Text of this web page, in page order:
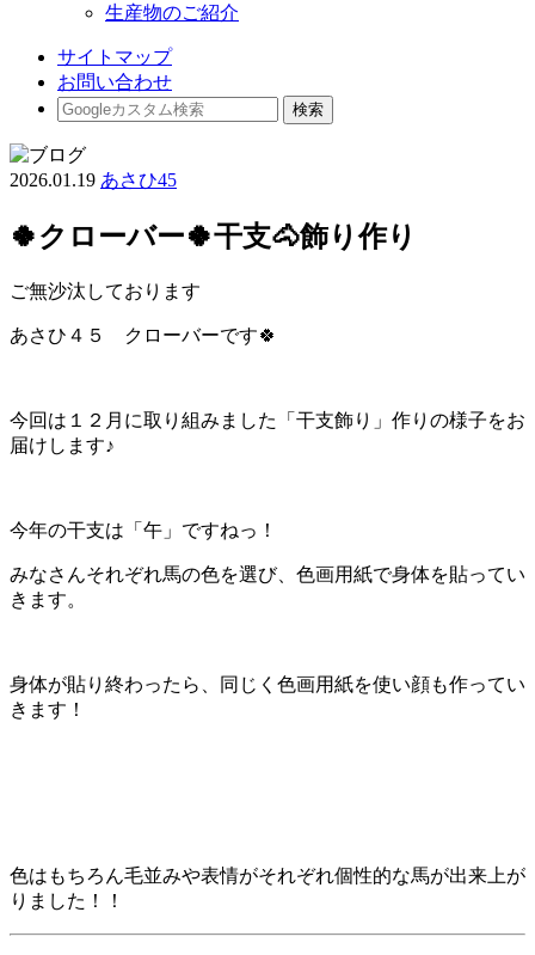
生産物のご紹介
サイトマップ
お問い合わせ
2026.01.19 あさひ45
🍀クローバー🍀干支🐴飾り作り
ご無沙汰しております
あさひ４５ クローバーです🍀
今回は１２月に取り組みました「干支飾り」作りの様子をお
届けします♪
今年の干支は「午」ですねっ！
みなさんそれぞれ馬の色を選び、色画用紙で身体を貼ってい
きます。
身体が貼り終わったら、同じく色画用紙を使い顔も作ってい
きます！
色はもちろん毛並みや表情がそれぞれ個性的な馬が出来上が
りました！！